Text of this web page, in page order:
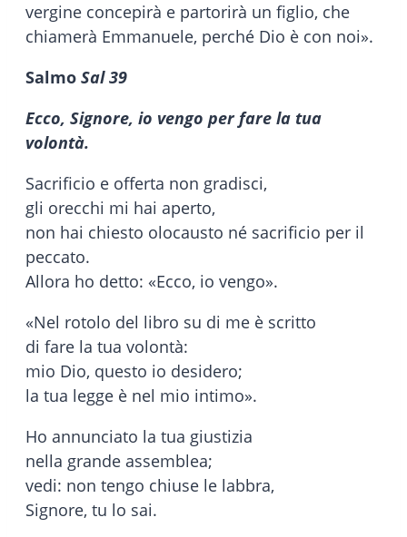
vergine concepirà e partorirà un figlio, che
chiamerà Emmanuele, perché Dio è con noi».
Salmo Sal 39
Ecco, Signore, io vengo per fare la tua
volontà.
Sacrificio e offerta non gradisci,
gli orecchi mi hai aperto,
non hai chiesto olocausto né sacrificio per il
peccato.
Allora ho detto: «Ecco, io vengo».
«Nel rotolo del libro su di me è scritto
di fare la tua volontà:
mio Dio, questo io desidero;
la tua legge è nel mio intimo».
Ho annunciato la tua giustizia
nella grande assemblea;
vedi: non tengo chiuse le labbra,
Signore, tu lo sai.